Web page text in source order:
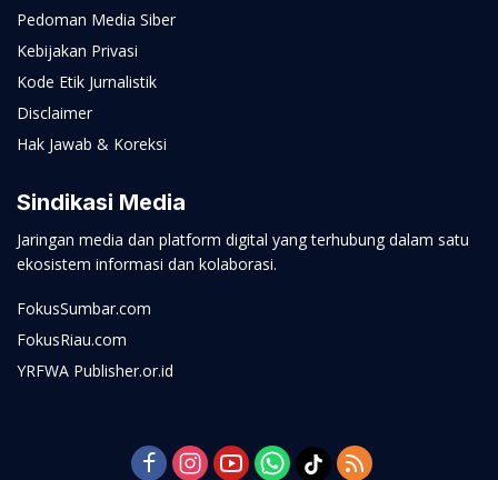
Pedoman Media Siber
Kebijakan Privasi
Kode Etik Jurnalistik
Disclaimer
Hak Jawab & Koreksi
Sindikasi Media
Jaringan media dan platform digital yang terhubung dalam satu
ekosistem informasi dan kolaborasi.
FokusSumbar.com
FokusRiau.com
YRFWA Publisher.or.id